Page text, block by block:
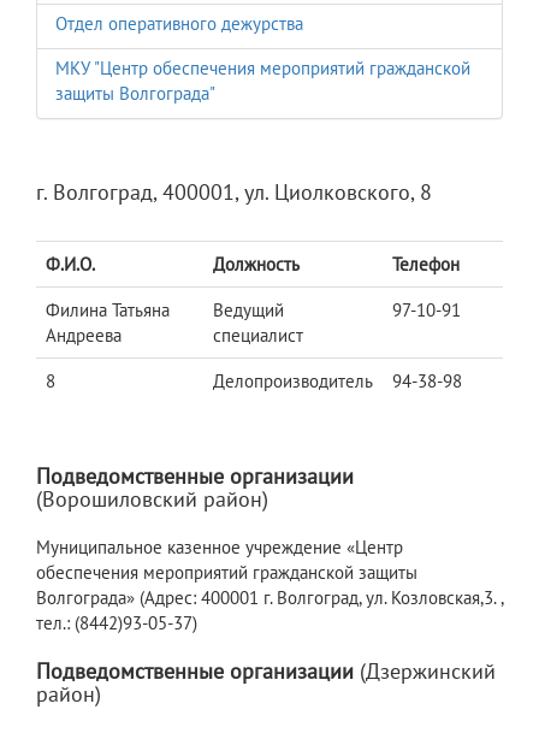
Отдел оперативного дежурства
МКУ "Центр обеспечения мероприятий гражданской
защиты Волгограда"
г. Волгоград, 400001, ул. Циолковского, 8
Ф.И.О. Должность
Телефон
Филина Татьяна
Андреева
Ведущий
специалист
97-10-91
8 Делопроизводитель 94-38-98
Подведомственные организации
(Ворошиловский район)
Муниципальное казенное учреждение «Центр
обеспечения мероприятий гражданской защиты
Волгограда» (Адрес: 400001 г. Волгоград, ул. Козловская,3. ,
тел.: (8442)93-05-37)
Подведомственные организации (Дзержинский
район)